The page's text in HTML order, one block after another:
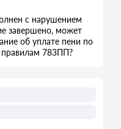
с нарушением
завершено, может
об уплате пени по
правилам 783ПП?